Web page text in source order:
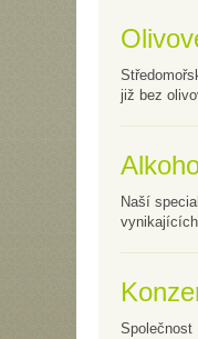
již bez
Naší
Společnost